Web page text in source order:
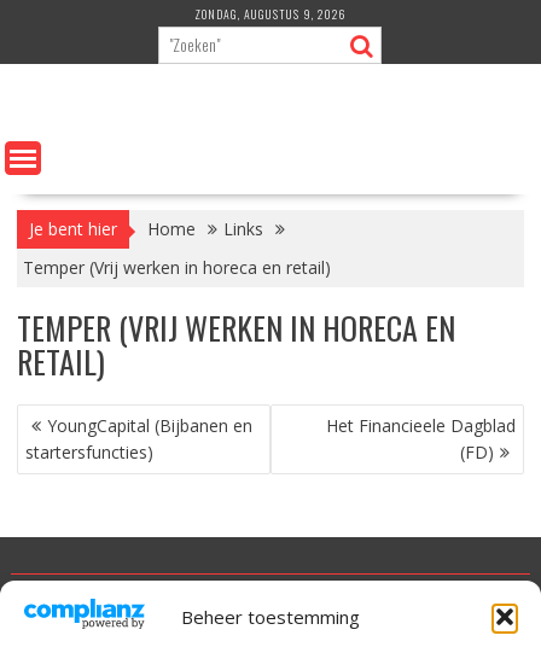
Beheer toestemming
de
ZONDAG, AUGUSTUS 9, 2026
Je bent hier Home
Links
Temper (Vrij werken in horeca en retail)
TEMPER (VRIJ WERKEN IN HORECA EN
RETAIL)
BERICHT
NAVIGATIE
YoungCapital (Bijbanen en
startersfuncties)
Het Financieele Dagblad
(FD)
© alle rechten voorbehouden